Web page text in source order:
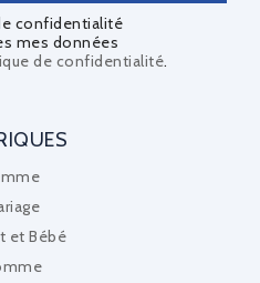
confidentialité
mes données
de confidentialité.
et Bébé